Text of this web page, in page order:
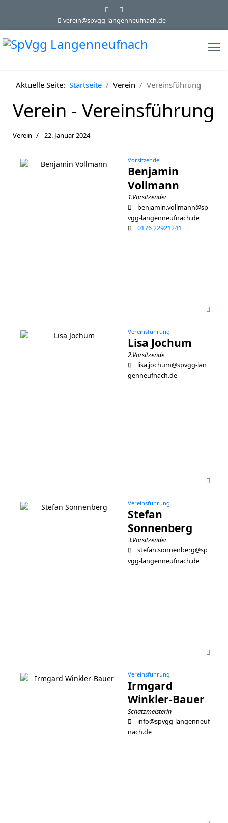
verein@spvgg-langenneufnach.de
Aktuelle Seite: Startseite Verein Vereinsführung
Verein - Vereinsführung
Verein 22. Januar 2024
Vorsitzende
Benjamin
Vollmann
1.Vorsitzender
benjamin.vollmann@sp
vgg-langenneufnach.de
0176 22921241
Vereinsführung
Lisa Jochum
2.Vorsitzende
lisa.jochum@spvgg-lan
genneufnach.de
Vereinsführung
Stefan
Sonnenberg
3.Vorsitzender
stefan.sonnenberg@sp
vgg-langenneufnach.de
Vereinsführung
Irmgard
Winkler-Bauer
Schatzmeisterin
info@spvgg-langenneuf
nach.de